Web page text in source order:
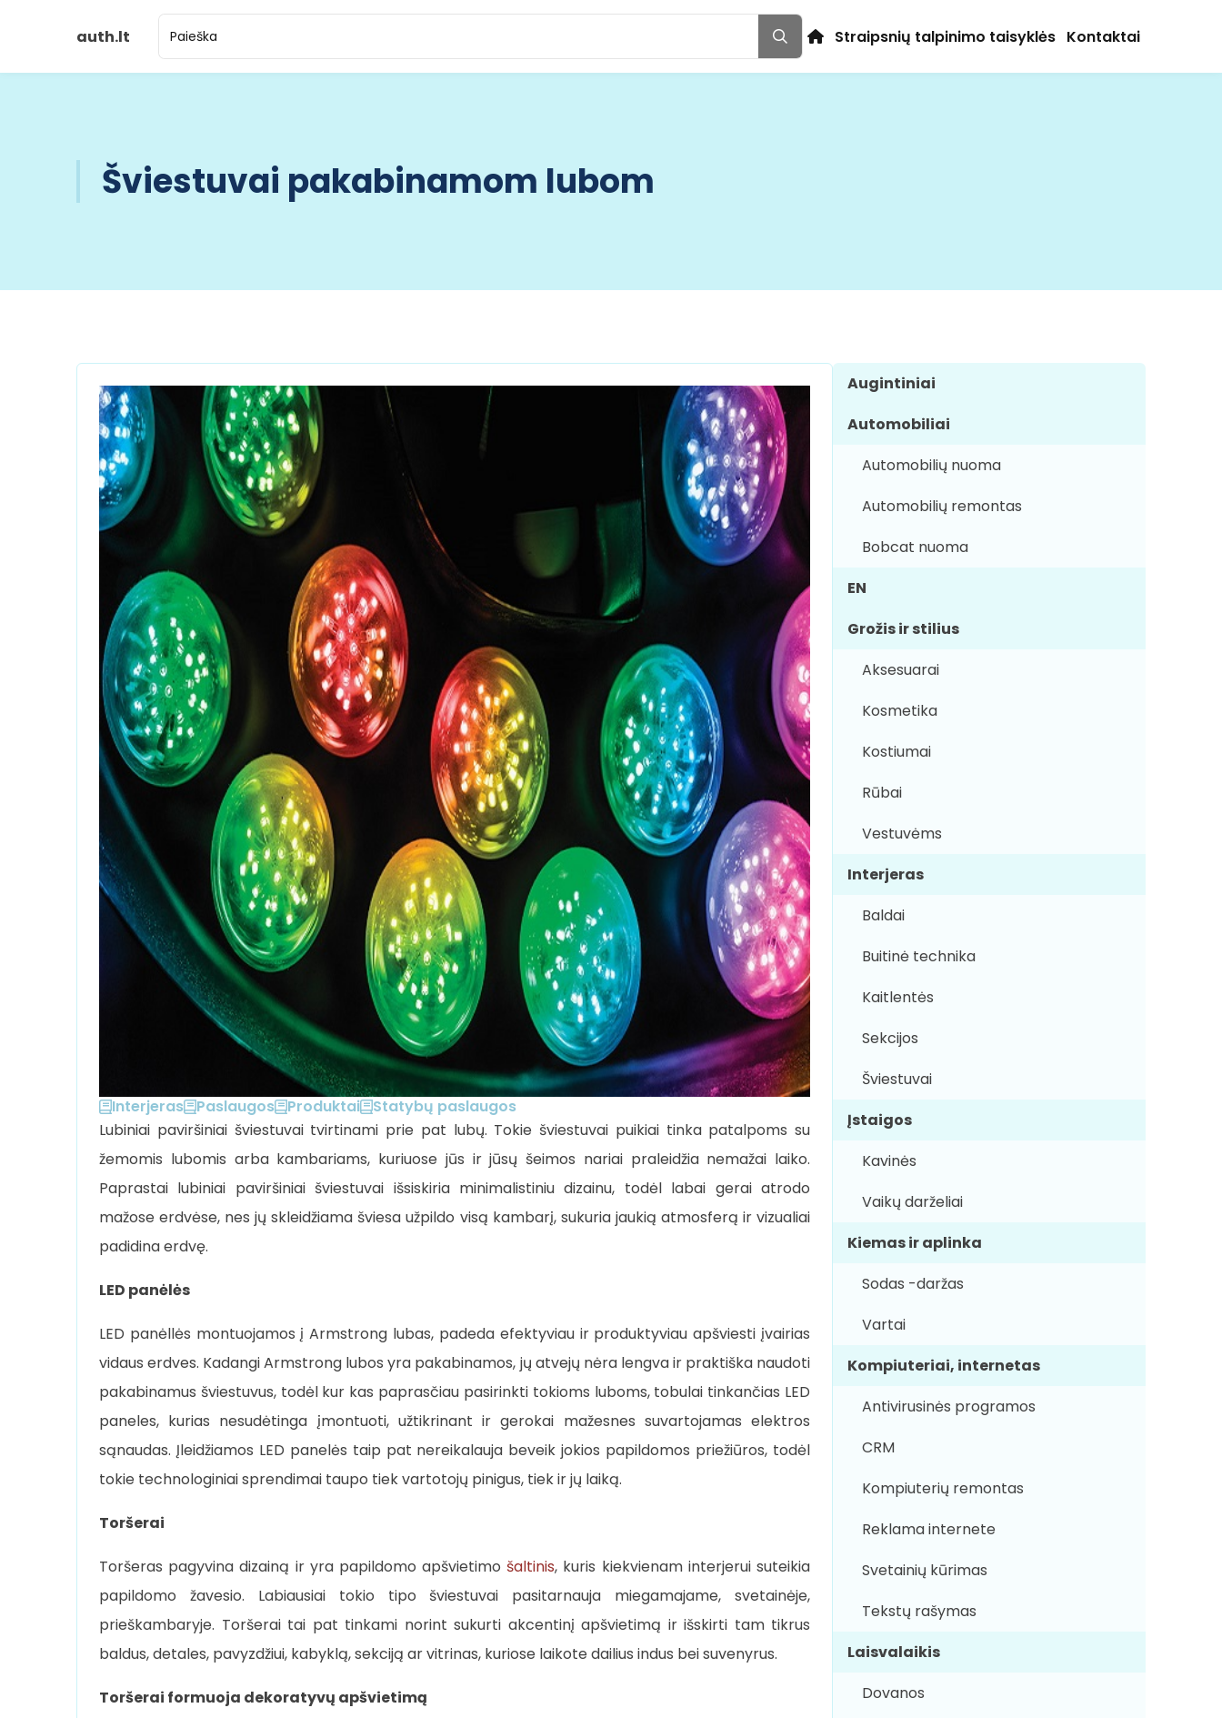
auth.lt Straipsnių talpinimo taisyklės Kontaktai
Šviestuvai pakabinamom lubom
Interjeras Paslaugos Produktai
Statybų paslaugos
Lubiniai paviršiniai šviestuvai tvirtinami prie pat lubų. Tokie šviestuvai puikiai tinka patalpoms su
žemomis lubomis arba kambariams, kuriuose jūs ir jūsų šeimos nariai praleidžia nemažai laiko.
Paprastai lubiniai paviršiniai šviestuvai išsiskiria minimalistiniu dizainu, todėl labai gerai atrodo
mažose erdvėse, nes jų skleidžiama šviesa užpildo visą kambarį, sukuria jaukią atmosferą ir vizualiai
padidina erdvę.
LED panėlės
LED panėllės montuojamos į Armstrong lubas, padeda efektyviau ir produktyviau apšviesti įvairias
vidaus erdves. Kadangi Armstrong lubos yra pakabinamos, jų atvejų nėra lengva ir praktiška naudoti
pakabinamus šviestuvus, todėl kur kas paprasčiau pasirinkti tokioms luboms, tobulai tinkančias LED
paneles, kurias nesudėtinga įmontuoti, užtikrinant ir gerokai mažesnes suvartojamas elektros
sąnaudas. Įleidžiamos LED panelės taip pat nereikalauja beveik jokios papildomos priežiūros, todėl
tokie technologiniai sprendimai taupo tiek vartotojų pinigus, tiek ir jų laiką.
Toršerai
Toršeras pagyvina dizainą ir yra papildomo apšvietimošaltinis, kuris kiekvienam interjerui suteikia
papildomo žavesio. Labiausiai tokio tipo šviestuvai pasitarnauja miegamajame, svetainėje,
prieškambaryje. Toršerai tai pat tinkami norint sukurti akcentinį apšvietimą ir išskirti tam tikrus
baldus, detales, pavyzdžiui, kabyklą, sekciją ar vitrinas, kuriose laikote dailius indus bei suvenyrus.
Toršerai formuoja dekoratyvų apšvietimą
Augintiniai
Automobiliai
Automobilių nuoma
Automobilių remontas
Bobcat nuoma
EN
Grožis ir stilius
Aksesuarai
Kosmetika
Kostiumai
Rūbai
Vestuvėms
Interjeras
Baldai
Buitinė technika
Kaitlentės
Sekcijos
Šviestuvai
Įstaigos
Kavinės
Vaikų darželiai
Kiemas ir aplinka
Sodas -daržas
Vartai
Kompiuteriai, internetas
Antivirusinės programos
CRM
Kompiuterių remontas
Reklama internete
Svetainių kūrimas
Tekstų rašymas
Laisvalaikis
Dovanos